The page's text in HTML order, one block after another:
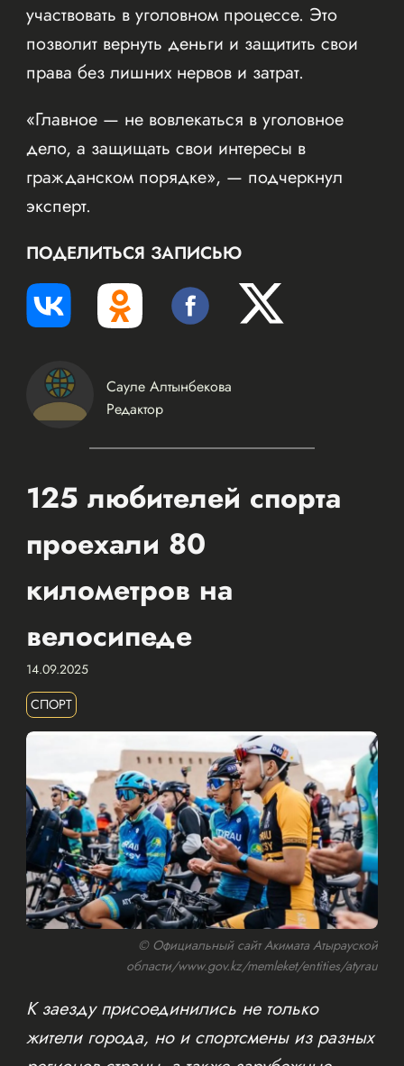
участвовать в уголовном процессе. Это
позволит вернуть деньги и защитить свои
права без лишних нервов и затрат.
«Главное — не вовлекаться в уголовное
дело, а защищать свои интересы в
гражданском порядке», — подчеркнул
эксперт.
ПОДЕЛИТЬСЯ ЗАПИСЬЮ
Сауле Алтынбекова
Редактор
125 любителей спорта
проехали 80
километров на
велосипеде
14.09.2025
СПОРТ
© Официальный сайт Акимата Атырауской
области/www.gov.kz/memleket/entities/atyrau
К заезду присоединились не только
жители города, но и спортсмены из разных